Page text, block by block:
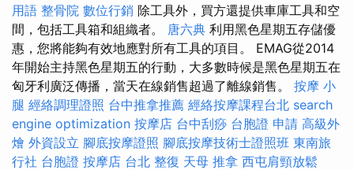
用語 整骨院 數位行銷 除工具外，買方還提供車庫工具和空
間，包括工具箱和組織者。 唐六典 利用黑色星期五存儲優
惠，您將能夠有效地應對所有工具的項目。 EMAG從2014
年開始主持黑色星期五的行動，大多數時候是黑色星期五在
匈牙利廣泛傳播，當天在線銷售超過了離線銷售。 按摩 小
腿 經絡調理證照 台中推拿推薦 經絡按摩課程台北 search
engine optimization 按摩店 台中刮痧 台胞證 申請 高級外
燴 外資設立 腳底按摩證照 腳底按摩技術士證照班 東南旅
行社 台胞證 按摩店 台北 整復 天母 推拿 西屯肩頸放鬆